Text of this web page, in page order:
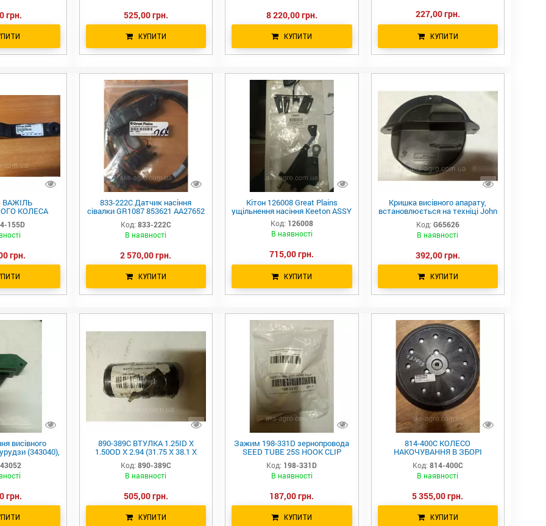
грн. 525,00 грн.
КУПИТИ
8 220,00 грн.
КУПИТИ
227,00 грн.
КУПИТИ
ВАЖІЛЬ
КОЛЕСА
PLAINS
155D
грн.
833-222C Датчик насіння
сівалки GR1087 853621 AA27652
AA58293 JD, Kinze, GP
Код: 833-222C
В наявності
2 570,00 грн.
КУПИТИ
Кітон 126008 Great Plains
ущільнення насіння Keeton ASSY
Код: 126008
В наявності
715,00 грн.
КУПИТИ
Кришка висівного апарату,
встановлюється на техніці John
Deere, Kinze, G65626
Код: G65626
В наявності
392,00 грн.
КУПИТИ
висівного
(343040),
грн.
890-389C ВТУЛКА 1.25ID X
1.50OD X 2.94 (31.75 X 38.1 X
74.68 ММ) GREAT PLAINS
Код: 890-389C
В наявності
505,00 грн.
КУПИТИ
Зажим 198-331D зернопровода
SEED TUBE 25S HOOK CLIP
кріплення Great Plains Spartan
хомут 198-331d
Код: 198-331D
В наявності
187,00 грн.
КУПИТИ
814-400C КОЛЕСО
НАКОЧУВАННЯ В ЗБОРІ
1.25X13.5 814-238С
Код: 814-400C
В наявності
5 355,00 грн.
КУПИТИ